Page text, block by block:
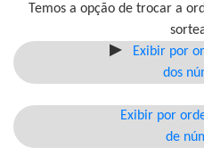
Temos a opção de trocar a
Exibir por
dos
Exibir por
de